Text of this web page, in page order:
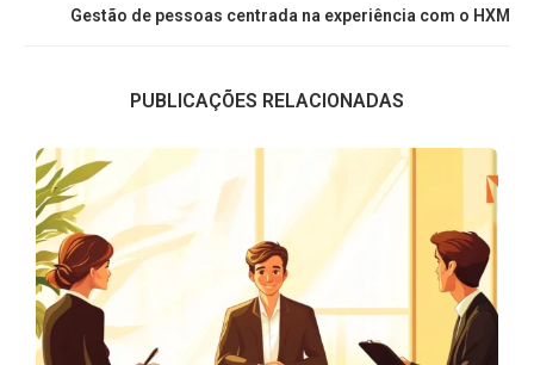
Gestão de pessoas centrada na experiência com o HXM
PUBLICAÇÕES RELACIONADAS